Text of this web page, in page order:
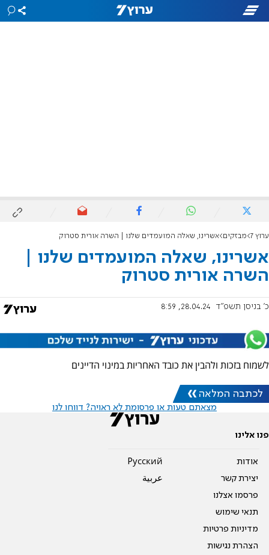
ערוץ 7 מבזקים אשרינו, שאלה המועמדים שלנו | השרה אורית סטרוק
אשרינו, שאלה המועמדים שלנו |
השרה אורית סטרוק
כ' בניסן תשפ"ד 28.04.24, 8:59
לשמוח בזכות ולהבין את כובד האחריות במינוי הדיינים
לכתבה המלאה
מצאתם טעות או פרסומת לא ראויה? דווחו לנו
פנו אלינו
אודות
יצירת קשר
פרסמו אצלנו
תנאי שימוש
מדיניות פרטיות
הצהרת נגישות
Pусский
عربية